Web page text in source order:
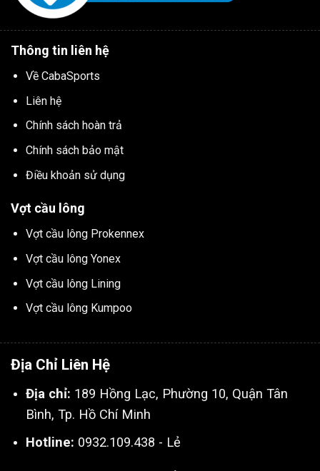
Thông tin liên hệ
Về CabaSports
Liên hệ
Chính sách hoàn trả
Chính sách bảo mật
Điều khoản sử dụng
Vợt cầu lông
Vợt cầu lông Prokennex
Vợt cầu lông Yonex
Vợt cầu lông Lining
Vợt cầu lông Kumpoo
Địa Chỉ Liên Hệ
Địa chỉ: 189 Hồng Lạc, Phường 10, Quận Tân
Bình, Tp. Hồ Chí Minh
Hotline: 0932.109.438 - Lẻ